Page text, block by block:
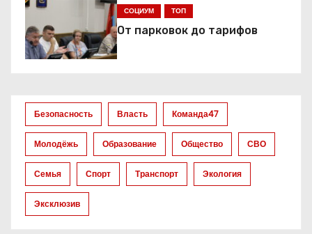
я
п
з
а
п
и
с
СОЦИУМ ТОП
От парковок до тарифов
Безопасность Власть Команда47
Молодёжь Образование Общество СВО
Семья Спорт Транспорт Экология
Эксклюзив